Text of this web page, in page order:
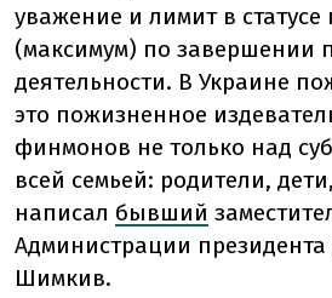
уважение и лимит в статусе
(максимум) по завершении
деятельности. В Украине
это пожизненное
финмонов не только над
всей семьей: родители,
написал бывший
Администрации
Шимкив.